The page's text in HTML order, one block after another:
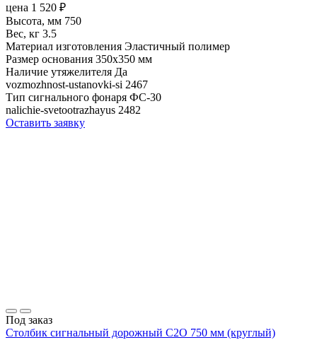
цена 1 520 ₽
Высота, мм 750
Вес, кг 3.5
Материал изготовления Эластичный полимер
Размер основания 350х350 мм
Наличие утяжелителя Да
vozmozhnost-ustanovki-si 2467
Тип сигнального фонаря ФС-30
nalichie-svetootrazhayus 2482
Оставить заявку
Под заказ
Столбик сигнальный дорожный С2О 750 мм (круглый)